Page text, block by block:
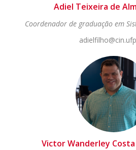
Adiel Teixeira de
Coordenador de graduação em
Victor Wanderley